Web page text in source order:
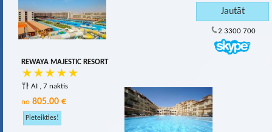
2 3300 700
REWAYA MAJESTIC RESORT
AI , 7 naktis
no 805.00 €